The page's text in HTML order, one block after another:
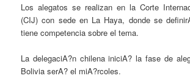
Los alegatos se realizan en la Corte
(CIJ) con sede en La Haya, donde se
tiene competencia sobre el tema.
La delegaciA?n chilena iniciA? la fase de
Bolivia serA? el miA?rcoles.